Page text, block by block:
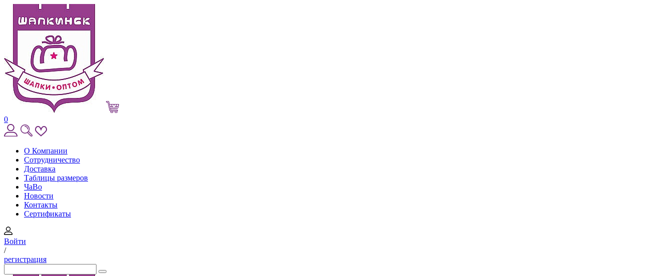
0
О Компании
Сотрудничество
Доставка
Таблицы размеров
ЧаВо
Новости
Контакты
Сертификаты
Войти
/
регистрация